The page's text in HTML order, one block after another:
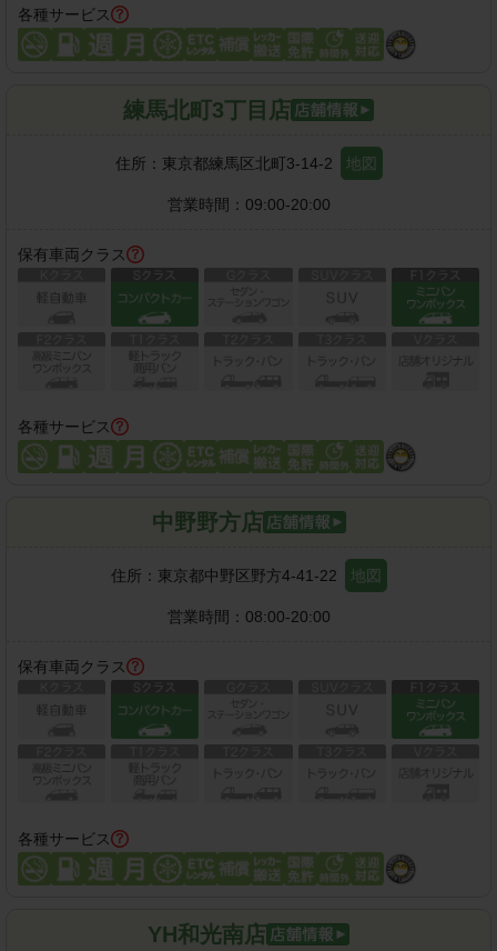
各種サービス
練馬北町3丁目店
住所： 東京都練馬区北町3-14-2 地図
営業時間： 09:00-20:00
保有車両クラス
各種サービス
中野野方店
住所： 東京都中野区野方4-41-22 地図
営業時間： 08:00-20:00
保有車両クラス
各種サービス
YH和光南店